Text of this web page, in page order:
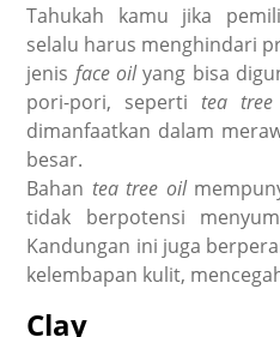
Tahukah kamu jika
selalu harus menghindari
jenis face oilyang bisa
pori-pori, seperti tea
dimanfaatkan dalam
besar.
Bahan tea tree oil
tidak berpotensi
Kandungan ini juga
kelembapan kulit,
Clay